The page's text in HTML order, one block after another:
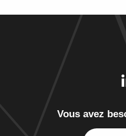
Vous avez